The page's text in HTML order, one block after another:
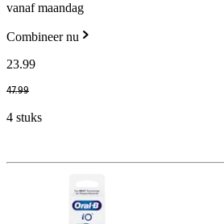
vanaf maandag
Combineer nu
23.99
47.99
4 stuks